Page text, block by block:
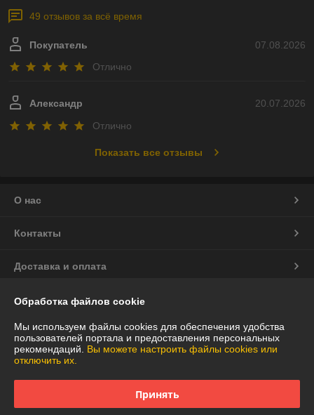
49 отзывов за всё время
07.08.2026
Покупатель
Отлично
20.07.2026
Александр
Отлично
Показать все отзывы
О нас
Контакты
Доставка и оплата
График работы
Полная версия сайта
Политика обработки cookies
Сайт создан на платформе Deal.by
Обработка файлов cookie
Мы используем файлы cookies для обеспечения удобства
пользователей портала и предоставления персональных
рекомендаций. Вы можете настроить файлы cookies или
отключить их.
Принять